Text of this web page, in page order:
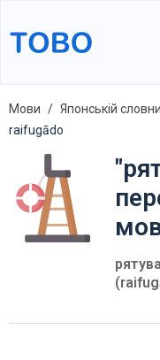
Мови Японській
raifugādo